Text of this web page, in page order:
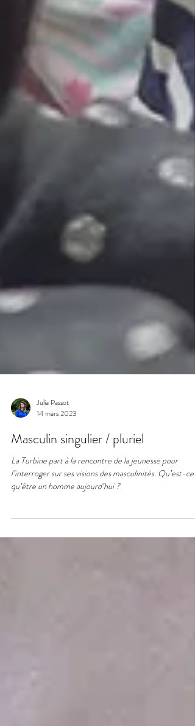
Julia Passot
14 mars 2023
Masculin singulier / pluriel
La Turbine part à la rencontre de la jeunesse pour
qu’être un homme aujourd’hui ?